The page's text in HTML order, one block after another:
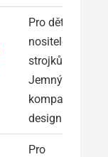
Pro děti a
nositele
strojků:
Jemný proud i
kompaktní
design
Pro